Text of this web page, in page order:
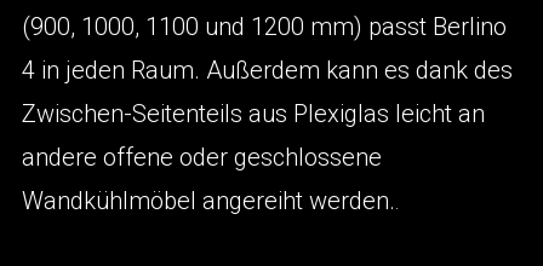
(900, 1000, 1100 und 1200 mm) passt Berlino
4 in jeden Raum. Außerdem kann es dank des
Zwischen-Seitenteils aus Plexiglas leicht an
andere offene oder geschlossene
Wandkühlmöbel angereiht werden.